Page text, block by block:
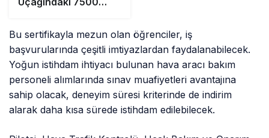
Açıklama
Bu sertifikayla mezun olan öğrenciler, iş
başvurularında çeşitli imtiyazlardan faydalanabilecek.
Yoğun istihdam ihtiyacı bulunan hava aracı bakım
personeli alımlarında sınav muafiyetleri avantajına
sahip olacak, deneyim süresi kriterinde de indirim
alarak daha kısa sürede istihdam edilebilecek.